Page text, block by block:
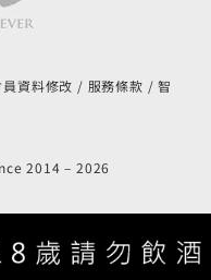
員資料修改 服務條款 智
2014 – 2026